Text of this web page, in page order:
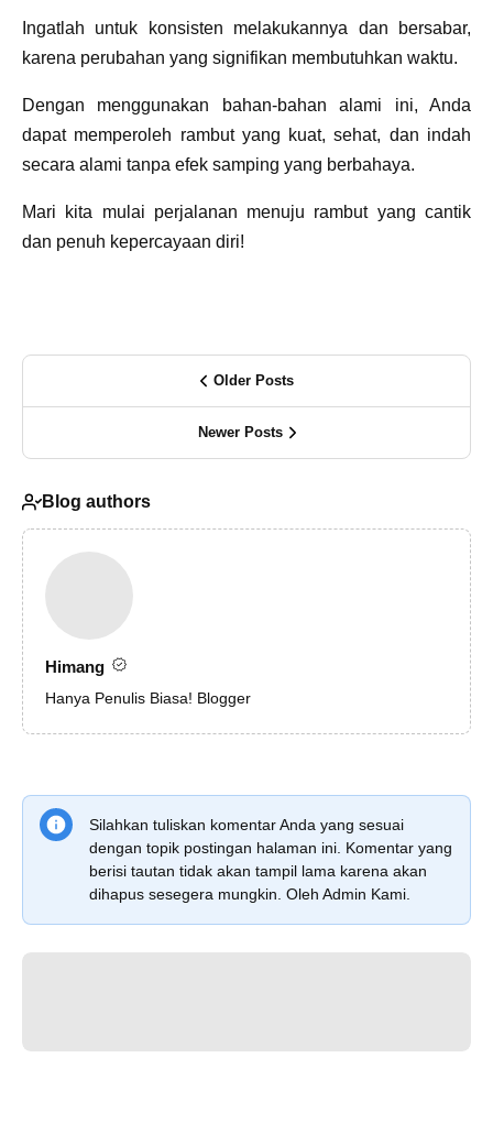
Ingatlah untuk konsisten melakukannya dan bersabar,
karena perubahan yang signifikan membutuhkan waktu.
Dengan menggunakan bahan-bahan alami ini, Anda
dapat memperoleh rambut yang kuat, sehat, dan indah
secara alami tanpa efek samping yang berbahaya.
Mari kita mulai perjalanan menuju rambut yang cantik
dan penuh kepercayaan diri!
Older Posts
Newer Posts
Blog authors
Himang
Hanya Penulis Biasa! Blogger
Silahkan tuliskan komentar Anda yang sesuai
dengan topik postingan halaman ini. Komentar yang
berisi tautan tidak akan tampil lama karena akan
dihapus sesegera mungkin. Oleh Admin Kami.